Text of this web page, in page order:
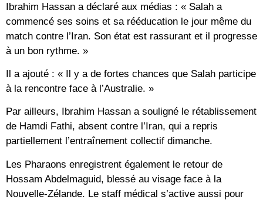
Ibrahim Hassan a déclaré aux médias : « Salah a
commencé ses soins et sa rééducation le jour même du
match contre l’Iran. Son état est rassurant et il progresse
à un bon rythme. »
Il a ajouté : « Il y a de fortes chances que Salah participe
à la rencontre face à l’Australie. »
Par ailleurs, Ibrahim Hassan a souligné le rétablissement
de Hamdi Fathi, absent contre l’Iran, qui a repris
partiellement l’entraînement collectif dimanche.
Les Pharaons enregistrent également le retour de
Hossam Abdelmaguid, blessé au visage face à la
Nouvelle-Zélande. Le staff médical s’active aussi pour